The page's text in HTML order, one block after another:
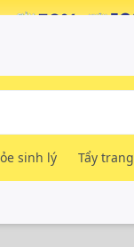
sinh lý Tẩy trang